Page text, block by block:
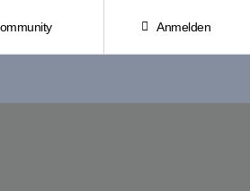
Anmelden